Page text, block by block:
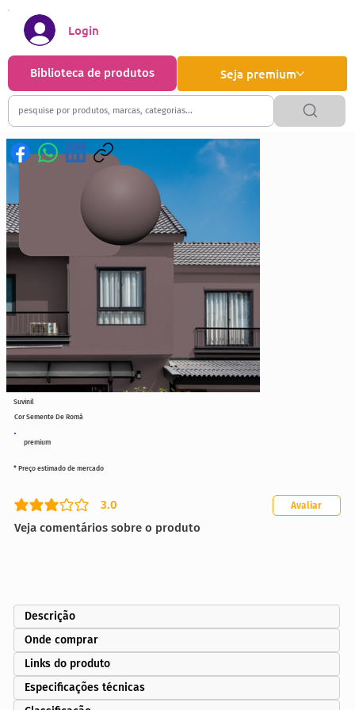
Seja premium
Biblioteca de produtos
Login
premium
Cor Semente De Romã
3.0
classificação média é 3 de 5
Veja comentários sobre o produto
Avaliar
* Preço estimado de mercado
Suvinil
Descrição
Onde comprar
Links do produto
Especificações técnicas